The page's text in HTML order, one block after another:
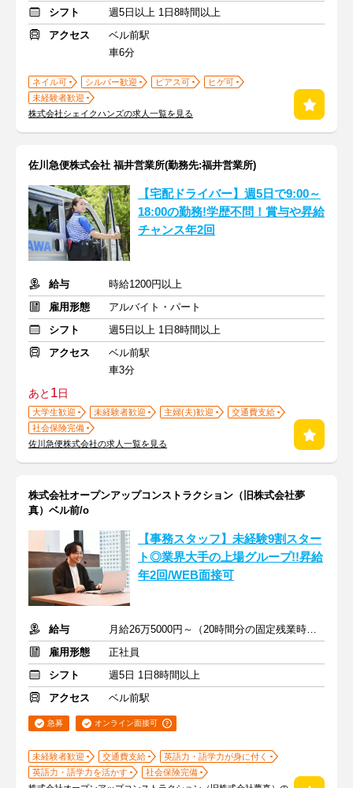
シフト
週5日以上 1日8時間以上
アクセス
ベル前駅
車6分
ネイル可 シルバー歓迎 ピアス可
ヒゲ可
未経験者歓迎
株式会社シェイクハンズの求人一覧を見る
佐川急便株式会社 福井営業所(勤務先:福井営業所)
【宅配ドライバー】週5日で9:00～
18:00の勤務!学歴不問！賞与や昇給
チャンス年2回
給与
時給1200円以上
雇用形態
アルバイト・パート
シフト
週5日以上 1日8時間以上
アクセス
ベル前駅
車3分
あと 1日
大学生歓迎 未経験者歓迎 主婦(夫)歓迎
交通費支給
社会保険完備
佐川急便株式会社の求人一覧を見る
株式会社オープンアップコンストラクション（旧株式会社夢
真）ベル前/o
【事務スタッフ】未経験9割スター
ト◎業界大手の上場グループ!!昇給
年2回/WEB面接可
給与
月給26万5000円～（20時間分の固定残業時間代を含む）
雇用形態
正社員
シフト
週5日 1日8時間以上
アクセス
ベル前駅
急募 オンライン面接可
未経験者歓迎 交通費支給
英語力・語学力が身に付く
英語力・語学力を活かす
社会保険完備